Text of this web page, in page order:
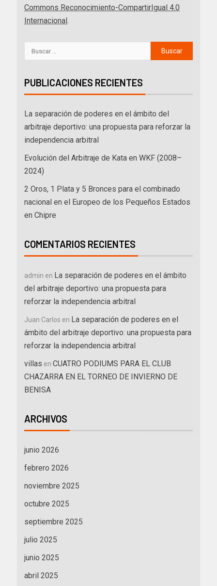
Commons Reconocimiento-CompartirIgual 4.0
Internacional .
PUBLICACIONES RECIENTES
La separación de poderes en el ámbito del
arbitraje deportivo: una propuesta para reforzar la
independencia arbitral
Evolución del Arbitraje de Kata en WKF (2008–
2024)
2 Oros, 1 Plata y 5 Bronces para el combinado
nacional en el Europeo de los Pequeños Estados
en Chipre
COMENTARIOS RECIENTES
admin en La separación de poderes en el ámbito
del arbitraje deportivo: una propuesta para
reforzar la independencia arbitral
Juan Carlos en La separación de poderes en el
ámbito del arbitraje deportivo: una propuesta para
reforzar la independencia arbitral
villas en CUATRO PODIUMS PARA EL CLUB
CHAZARRA EN EL TORNEO DE INVIERNO DE
BENISA
ARCHIVOS
junio 2026
febrero 2026
noviembre 2025
octubre 2025
septiembre 2025
julio 2025
junio 2025
abril 2025